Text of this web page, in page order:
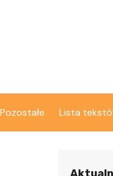
Pozostałe Lista